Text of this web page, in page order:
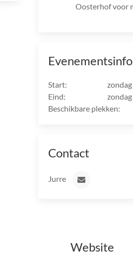
Oosterhof voor
Start:
Eind:
Beschikbare plekken:
Contact
Jurre
Website